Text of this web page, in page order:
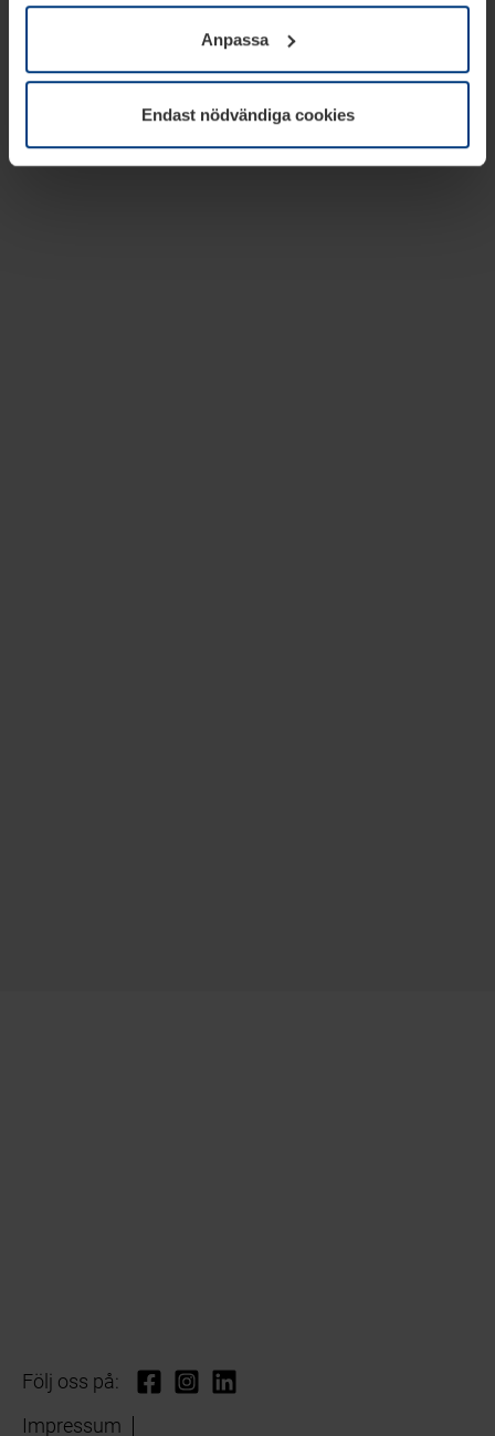
godkännande kan du när som helst ändra eller återkalla i
informationen om kakor underDataskyddsförklaring
vår webbplats.
Anpassa
Endast nödvändiga cookies
Följ oss på:
Impressum